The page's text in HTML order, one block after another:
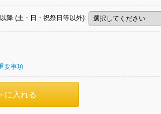
降 (土・日・祝祭日等以外):
要事項